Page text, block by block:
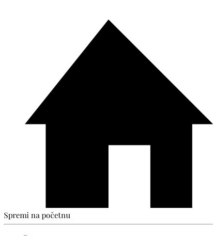
Spremi na početnu